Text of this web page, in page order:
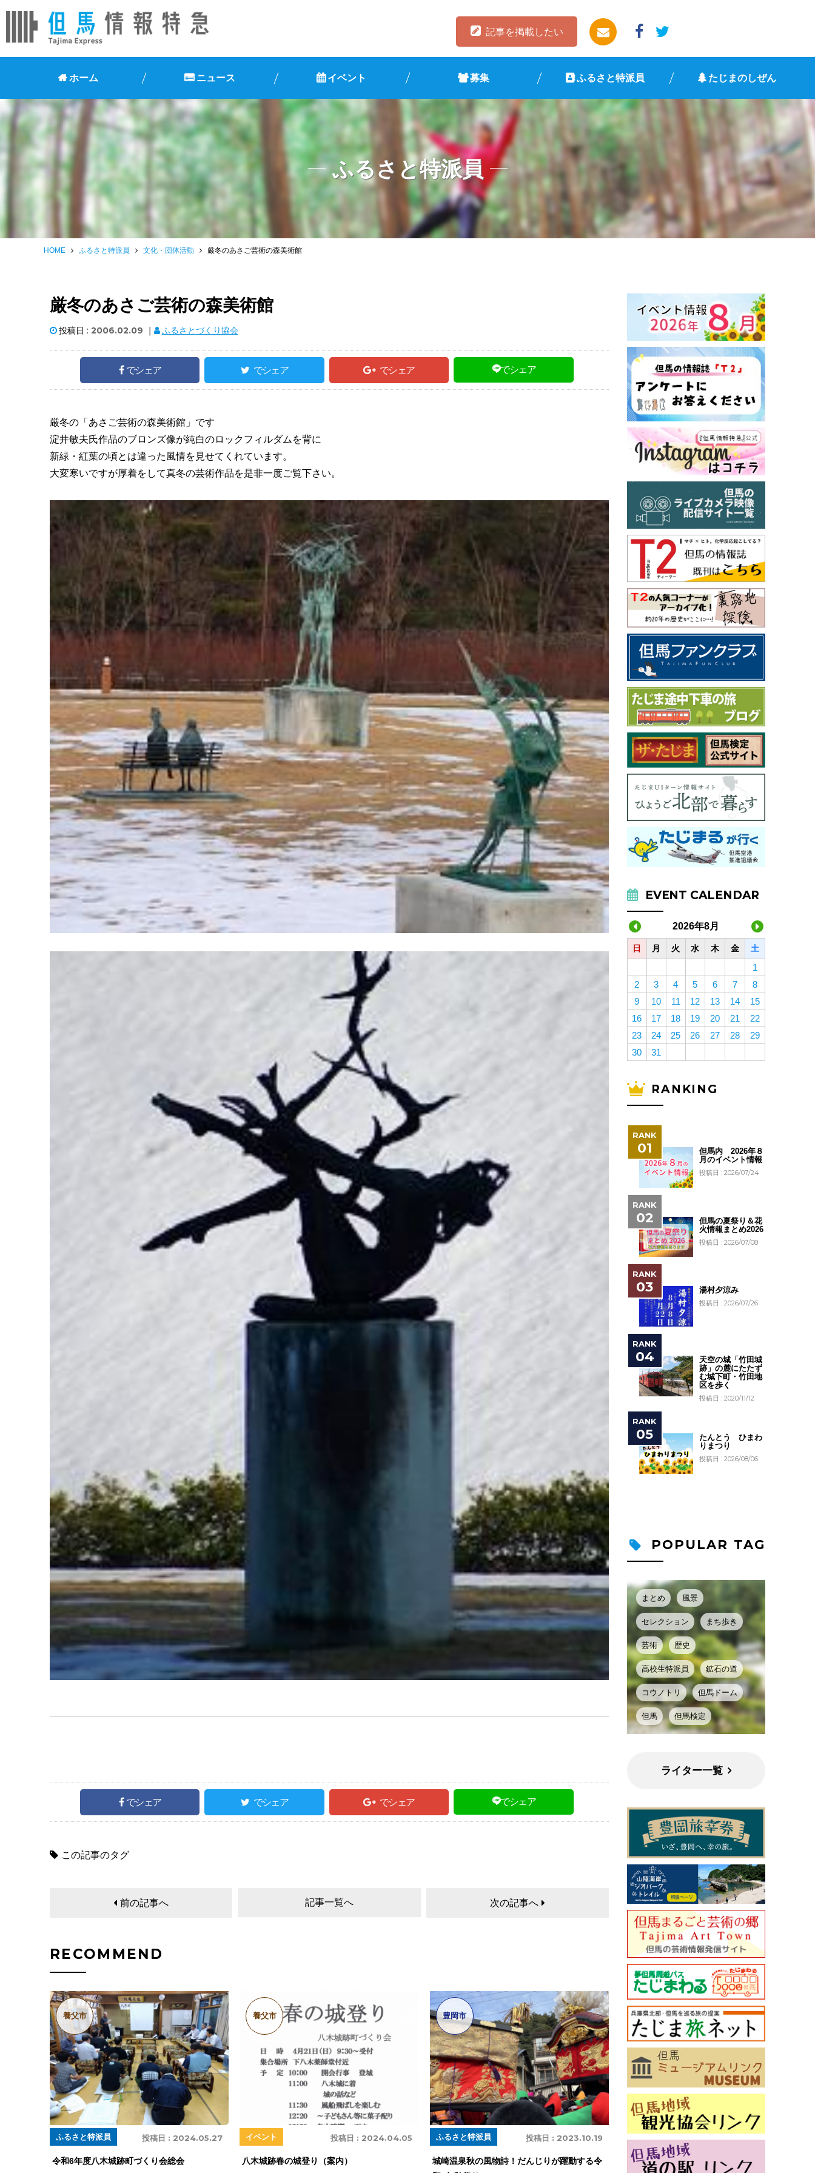
記事を掲載したい
ホーム ニュース イベント 募集 ふるさと特派員 たじまのしぜん
ふるさと特派員
HOME ふるさと特派員 文化・団体活動 厳冬のあさご芸術の森美術館
厳冬のあさご芸術の森美術館
投稿日 : 2006.02.09 ｜ ふるさとづくり協会
でシェア でシェア でシェア でシェア
厳冬の「あさご芸術の森美術館」です
淀井敏夫氏作品のブロンズ像が純白のロックフィルダムを背に
新緑・紅葉の頃とは違った風情を見せてくれています。
大変寒いですが厚着をして真冬の芸術作品を是非一度ご覧下さい。
でシェア でシェア でシェア でシェア
この記事のタグ
前の記事へ 記事一覧へ 次の記事へ
RECOMMEND
養父市
投稿日 : 2024.05.27
ふるさと特派員
令和6年度八木城跡町づくり会総会
養父市
投稿日 : 2024.04.05
イベント
八木城跡春の城登り（案内）
豊岡市
投稿日 : 2023.10.19
ふるさと特派員
城崎温泉秋の風物詩！だんじりが躍動する令
EVENT CALENDAR
2026年8月
日 月 火 水 木 金 土
1
2
3 4 5 6 7
8
9
10 11 12 13 14
15
16
17 18 19 20 21
22
23
24 25 26 27 28
29
30
31
RANKING
但馬内 2026年８
月のイベント情報
投稿日 : 2026/07/24
但馬の夏祭り＆花
火情報まとめ2026
投稿日 : 2026/07/08
湯村夕涼み
投稿日 : 2026/07/26
天空の城「竹田城
跡」の麓にたたず
む城下町・竹田地
区を歩く
投稿日 : 2020/11/12
たんとう ひまわ
りまつり
投稿日 : 2026/08/06
POPULAR TAG
まとめ 風景
セレクション まち歩き
芸術 歴史
高校生特派員 鉱石の道
コウノトリ 但馬ドーム
但馬 但馬検定
ライター一覧